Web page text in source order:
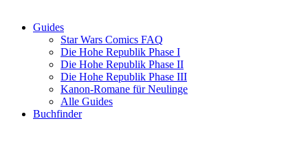
Guides
Star Wars Comics FAQ
Die Hohe Republik Phase I
Die Hohe Republik Phase II
Die Hohe Republik Phase III
Kanon-Romane für Neulinge
Alle Guides
Buchfinder